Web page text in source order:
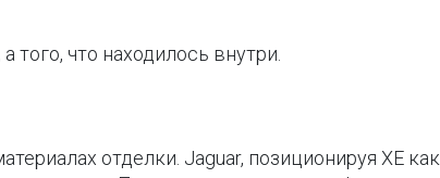
что находилось внутри.
отделки. Jaguar, позиционируя XE как